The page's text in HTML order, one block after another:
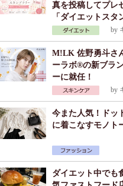
真を投稿してプレ
「ダイエットスタ
by
M!LK 佐野勇斗さ
ーラボ®の新ブラ
ーに就任！
by
今また人気！ドッ
に着こなすモノト
ダイエット中でも